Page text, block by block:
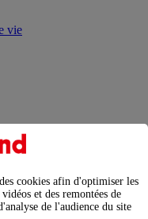
vie
des appareils
électrique
: concentrer les
cookies afin d'optimiser les
et des remontées de
de l'audience du site